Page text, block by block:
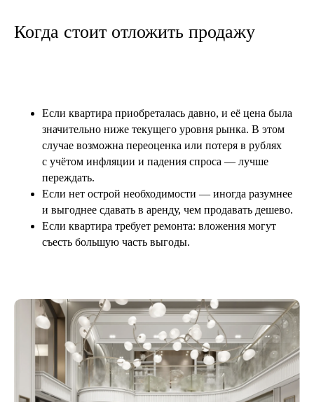
Когда стоит отложить продажу
Если квартира приобреталась давно, и её цена была
значительно ниже текущего уровня рынка. В этом
случае возможна переоценка или потеря в рублях
с учётом инфляции и падения спроса — лучше
переждать.
Если нет острой необходимости — иногда разумнее
и выгоднее сдавать в аренду, чем продавать дешево.
Если квартира требует ремонта: вложения могут
съесть большую часть выгоды.
Похожие статьи